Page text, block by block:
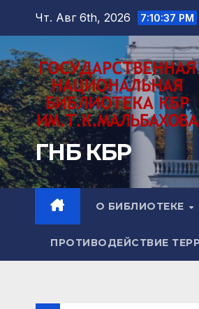
Перейти
содержимому
Чт. Авг 6th, 2026 7:10:39 PM
ГНБ КБР
О БИБЛИОТЕКЕ
ПРОТИВОДЕЙСТВИЕ